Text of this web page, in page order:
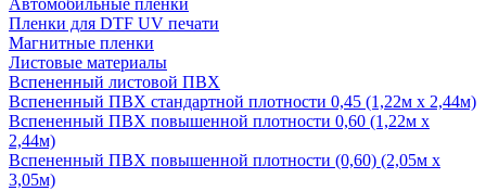
Пленки для DTF UV печати
Магнитные пленки
Листовые материалы
Вспененный листовой ПВХ
Вспененный ПВХ стандартной плотности 0,45 (1,22м х 2,44м)
Вспененный ПВХ повышенной плотности 0,60 (1,22м х
2,44м)
Вспененный ПВХ повышенной плотности (0,60) (2,05м х
3,05м)